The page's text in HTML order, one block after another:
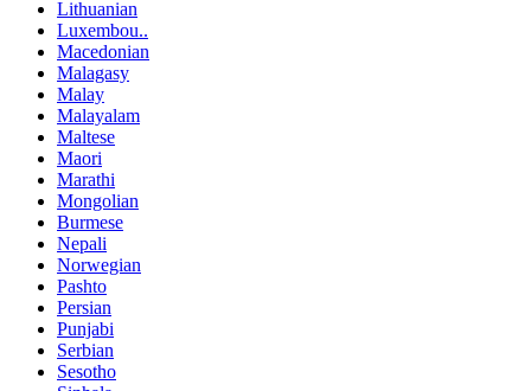
Lithuanian
Luxembou..
Macedonian
Malagasy
Malay
Malayalam
Maltese
Maori
Marathi
Mongolian
Burmese
Nepali
Norwegian
Pashto
Persian
Punjabi
Serbian
Sesotho